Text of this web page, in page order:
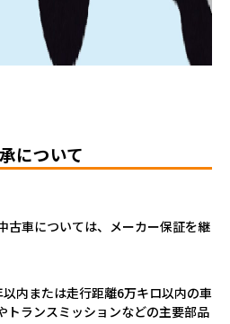
について
古車については、メーカー保証を継
以内または走行距離6万キロ以内の車
トランスミッションなどの主要部品